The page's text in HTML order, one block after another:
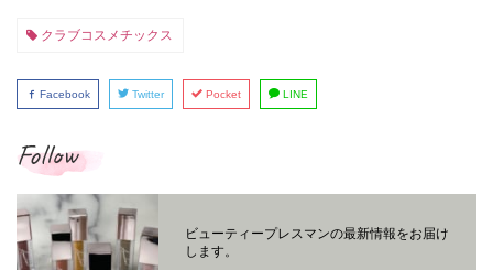
クラブコスメチックス
Facebook Twitter Pocket LINE
Follow